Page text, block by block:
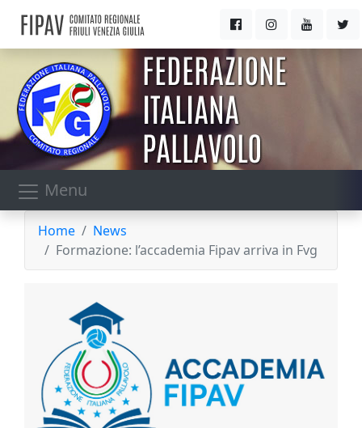
Menu
Home
News
Formazione: l’accademia Fipav arriva in Fvg